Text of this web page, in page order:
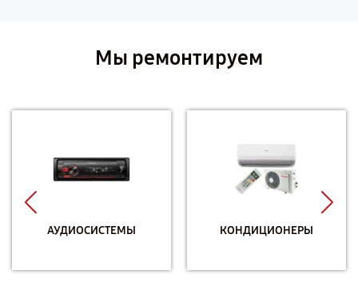
Мы ремонтируем
АУДИОСИСТЕМЫ КОНДИЦИОНЕРЫ